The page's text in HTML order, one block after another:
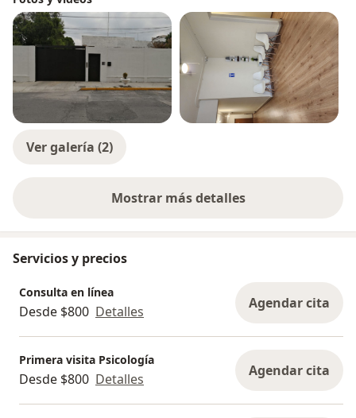
Ver galería (2)
Mostrar más detalles
sobre la experiencia
Servicios y precios
Consulta en línea
Desde $800 Detalles Agendar cita
Primera visita Psicología
Desde $800 Detalles Agendar cita